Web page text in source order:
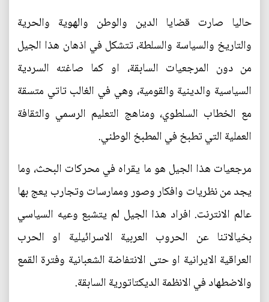
حاليا صارت قضايا الدين والوطن والهوية والحرية
والتاريخ والسياسة والسلطة، تتشكل في اذهان هذا الجيل
من دون المرجعيات السابقة، او كما صاغته السردية
السياسية والدينية والقومية، وهي في الغالب تاتي متسقة
مع الخطاب السلطوي، ومناهج التعليم الرسمي والثقافة
العملية التي تطبخ في المطبخ الوطني.
مرجعيات هذا الجيل هو ما يقراه في محركات البحث، وما
يجد من نظريات وافكار وصور وممارسات وتجارب يعج بها
عالم الانترنت. افراد هذا الجيل لم يتشبع وعيه السياسي
بخيالاتنا عن الحروب العربية الاسرائيلية او الحرب
العراقية الايرانية او حتى الانتفاضة الشعبانية وفترة القمع
والاضطهاد في الانظمة الديكتاتورية السابقة.